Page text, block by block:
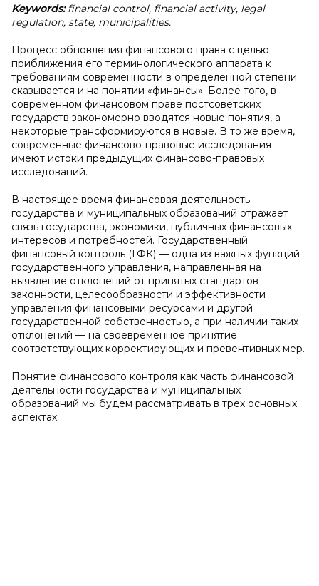
Keywords:financial control, financial activity, legal
regulation, state, municipalities.
Процесс обновления финансового права с целью
приближения его терминологического аппарата к
требованиям современности в определенной степени
сказывается и на понятии «финансы». Более того, в
современном финансовом праве постсоветских
государств закономерно вводятся новые понятия, а
некоторые трансформируются в новые. В то же время,
современные финансово-правовые исследования
имеют истоки предыдущих финансово-правовых
исследований.
В настоящее время финансовая деятельность
государства и муниципальных образований отражает
связь государства, экономики, публичных финансовых
интересов и потребностей. Государственный
финансовый контроль (ГФК) — одна из важных функций
государственного управления, направленная на
выявление отклонений от принятых стандартов
законности, целесообразности и эффективности
управления финансовыми ресурсами и другой
государственной собственностью, а при наличии таких
отклонений — на своевременное принятие
соответствующих корректирующих и превентивных мер.
Понятие финансового контроля как часть финансовой
деятельности государства и муниципальных
образований мы будем рассматривать в трех основных
аспектах: